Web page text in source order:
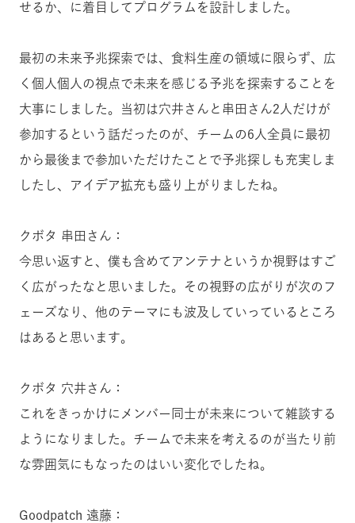
せるか、に着目してプログラムを設計しました。
最初の未来予兆探索では、食料生産の領域に限らず、広
く個人個人の視点で未来を感じる予兆を探索することを
大事にしました。当初は穴井さんと串田さん2人だけが
参加するという話だったのが、チームの6人全員に最初
から最後まで参加いただけたことで予兆探しも充実しま
したし、アイデア拡充も盛り上がりましたね。
クボタ 串田さん：
今思い返すと、僕も含めてアンテナというか視野はすご
く広がったなと思いました。その視野の広がりが次のフ
ェーズなり、他のテーマにも波及していっているところ
はあると思います。
クボタ 穴井さん：
これをきっかけにメンバー同士が未来について雑談する
ようになりました。チームで未来を考えるのが当たり前
な雰囲気にもなったのはいい変化でしたね。
Goodpatch 遠藤：